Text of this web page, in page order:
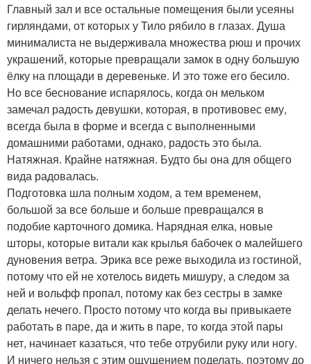
Главный зал и все остальные помещения были усеяны
гирляндами, от которых у Тило рябило в глазах. Душа
минималиста не выдерживала множества рюш и прочих
украшений, которые превращали замок в одну большую
ёлку на площади в деревеньке. И это тоже его бесило.
Но все беснование испарялось, когда он мельком
замечал радость девушки, которая, в противовес ему,
всегда была в форме и всегда с выполненными
домашними работами, однако, радость это была.
Натяжная. Крайне натяжная. Будто бы она для общего
вида радовалась.
Подготовка шла полным ходом, а тем временем,
большой за все больше и больше превращался в
подобие карточного домика. Нарядная елка, новые
шторы, которые витали как крылья бабочек о малейшего
дуновения ветра. Эрика все реже выходила из гостиной,
потому что ей не хотелось видеть мишуру, а следом за
ней и вольфф пропал, потому как без сестры в замке
делать нечего. Просто потому что когда вы привыкаете
работать в паре, да и жить в паре, то когда этой пары
нет, начинает казаться, что тебе отрубили руку или ногу.
И ничего нельзя с этим ощущением поделать, поэтому до